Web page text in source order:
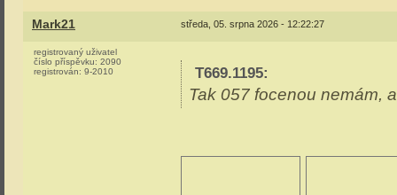
Mark21 středa, 05. srpna 2026 - 12:22:27
registrovaný uživatel
číslo příspěvku: 2090
registrován: 9-2010 T669.1195:
Tak 057 focenou nemám,